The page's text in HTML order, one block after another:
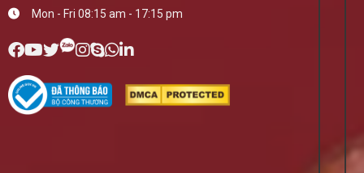
Mon - Fri 08:15 am - 17:15 pm